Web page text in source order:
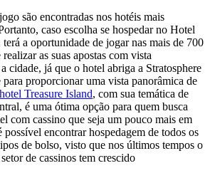
são encontradas nos hotéis mais
caso escolha se hospedar no Hotel
a oportunidade de jogar nas mais de 700
as suas apostas com vista
cidade, já que o hotel abriga a Stratosphere
proporcionar uma vista panorâmica de
Treasure Island, com sua temática de
é uma ótima opção para quem busca
com cassino que seja um pouco mais em
possível encontrar hospedagem de todos os
de bolso, visto que nos últimos tempos o
de cassinos tem crescido